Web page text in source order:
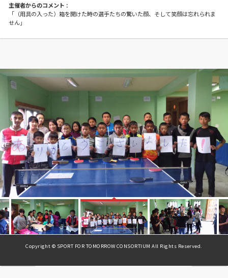
主催者からのコメント :
「（用具の入った）箱を開けた時の選手たちの驚いた顔、そして笑顔は忘れられま
せん」
Fumika MiuraCopyright © SPORT FOR TOMORROW CONSORTIUM All Rights Reserved.